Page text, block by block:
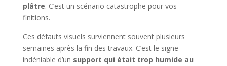
plâtre. C’est un scénario catastrophe pour vos
finitions.
Ces défauts visuels surviennent souvent plusieurs
semaines après la fin des travaux. C’est le signe
indéniable d’un support qui était trop humide au